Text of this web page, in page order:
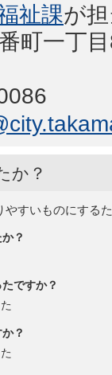
祉課が
町一丁
か？
すいものにする
？
ですか？
？